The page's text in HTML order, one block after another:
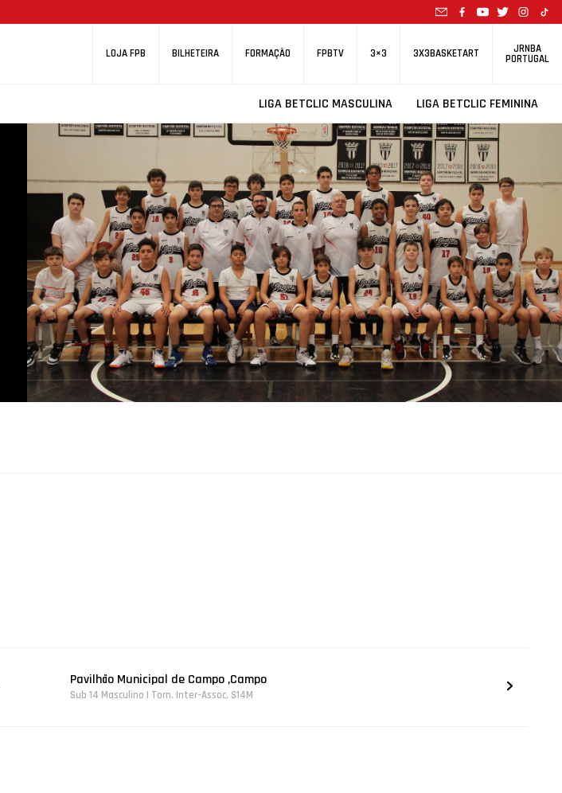
LOJA FPB BILHETEIRA FORMAÇÃO FPBTV 3×3 3X3BASKETART JRNBA
PORTUGAL
LIGA BETCLIC MASCULINA LIGA BETCLIC FEMININA
Pavilhão Municipal de Campo ,Campo
Sub 14 Masculino | Torn. Inter-Assoc. S14M